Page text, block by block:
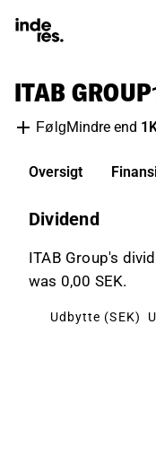
ITAB GROUP
FølgMindre end
Oversigt
Dividend
ITAB Group's
was 0,00 SEK.
Udbytte (SEK)